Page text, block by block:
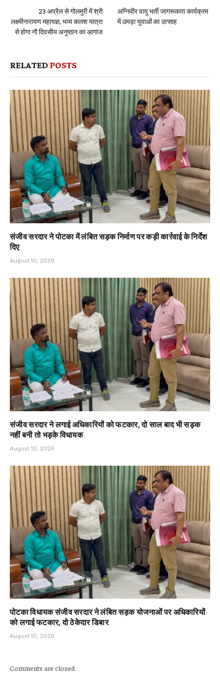
23 अप्रैल से गोलमुरी में श्री
लक्ष्मीनारायण महायज्ञ, भव्य कलश यात्रा
से होगा नौ दिवसीय अनुष्ठान का आगाज
अग्निवीर वायु भर्ती जागरूकता कार्यक्रम
में उमड़ा युवाओं का उत्साह
RELATED POSTS
संजीव सरदार ने पोटका में लंबित सड़क निर्माण पर कड़ी कार्रवाई के निर्देश
दिए
August 10, 2026
संजीव सरदार ने लगाई अधिकारियों को फटकार, दो साल बाद भी सड़क
नहीं बनी तो भड़के विधायक
August 10, 2026
पोटका विधायक संजीव सरदार ने लंबित सड़क योजनाओं पर अधिकारियों
को लगाई फटकार, दो ठेकेदार डिबार
August 10, 2026
Comments are closed.